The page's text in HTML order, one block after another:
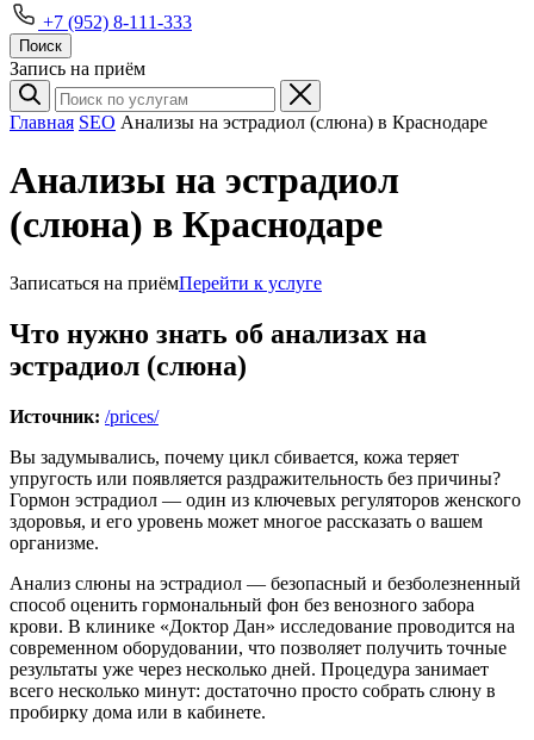
+7 (952) 8-111-333
Поиск
Запись на приём
Главная SEO Анализы на эстрадиол (слюна) в Краснодаре
Анализы на эстрадиол
(слюна) в Краснодаре
Записаться на приёмПерейти к услуге
Что нужно знать об анализах на
эстрадиол (слюна)
Источник: /prices/
Вы задумывались, почему цикл сбивается, кожа теряет
упругость или появляется раздражительность без причины?
Гормон эстрадиол — один из ключевых регуляторов женского
здоровья, и его уровень может многое рассказать о вашем
организме.
Анализ слюны на эстрадиол — безопасный и безболезненный
способ оценить гормональный фон без венозного забора
крови. В клинике «Доктор Дан» исследование проводится на
современном оборудовании, что позволяет получить точные
результаты уже через несколько дней. Процедура занимает
всего несколько минут: достаточно просто собрать слюну в
пробирку дома или в кабинете.